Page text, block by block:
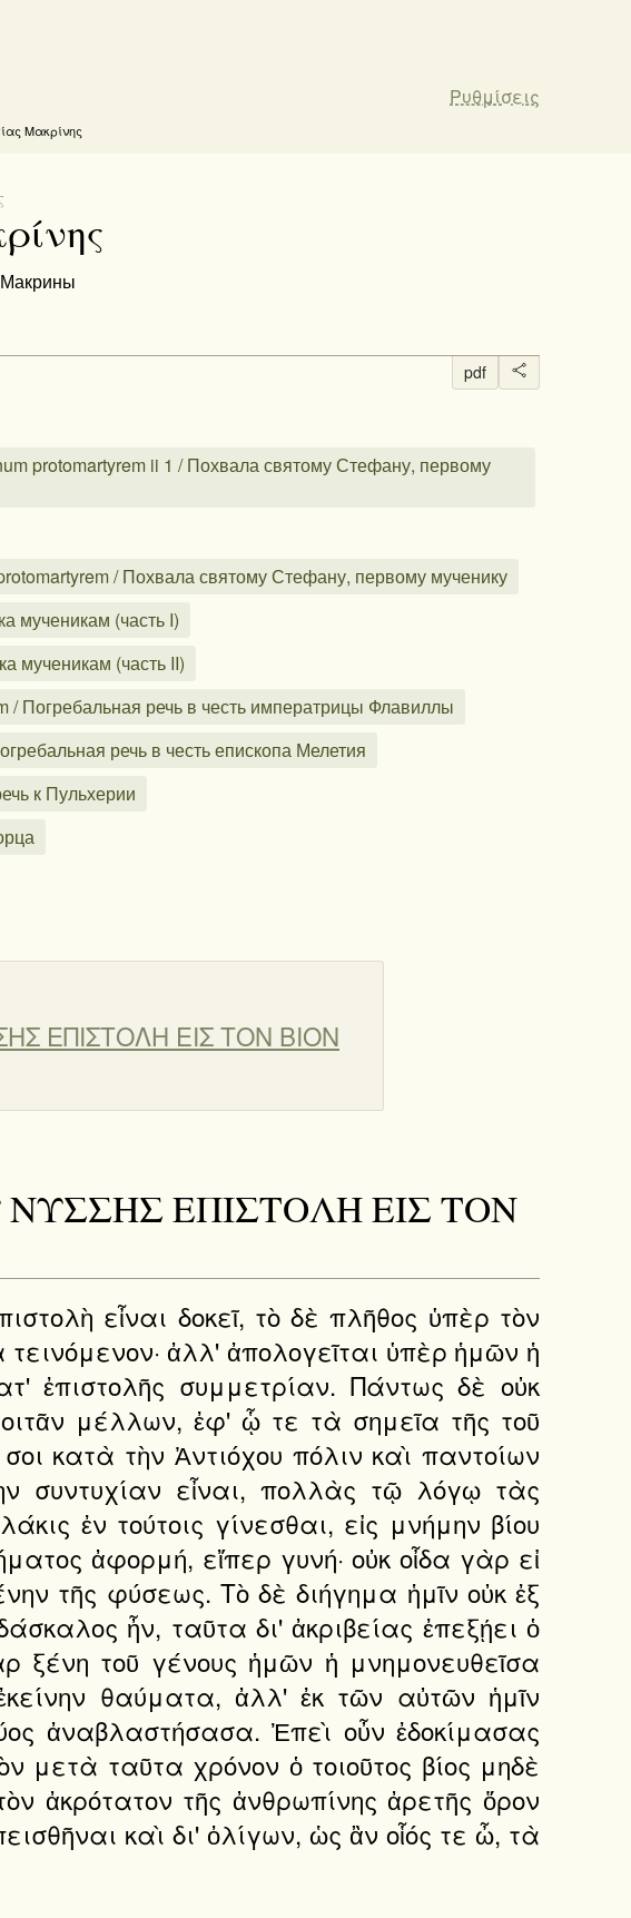
Ρυθμίσεις
Μακρίνης
pdf
protomartyrem ii 1 / Похвала святому Стефану, первому
/ Похвала святому Стефану, первому мученику
мученикам (часть I)
мученикам (часть II)
Погребальная речь в честь императрицы Флавиллы
речь в честь епископа Мелетия
к Пульхерии
ΕΠΙΣΤΟΛΗ ΕΙΣ ΤΟΝ ΒΙΟΝ
ΝΥΣΣΗΣ ΕΠΙΣΤΟΛΗ ΕΙΣ ΤΟΝ
εἶναι δοκεῖ, τὸ δὲ πλῆθος ὑπὲρ τὸν
ἀλλ' ἀπολογεῖται ὑπὲρ ἡμῶν ἡ
ἐπιστολῆς συμμετρίαν. Πάντως δὲ οὐκ
μέλλων, ἐφ' ᾧ τε τὰ σημεῖα τῆς τοῦ
κατὰ τὴν Ἀντιόχου πόλιν καὶ παντοίων
συντυχίαν εἶναι, πολλὰς τῷ λόγῳ τὰς
ἐν τούτοις γίνεσθαι, εἰς μνήμην βίου
ἀφορμή, εἴπερ γυνή· οὐκ οἶδα γὰρ εἰ
τῆς φύσεως. Τὸ δὲ διήγημα ἡμῖν οὐκ ἐξ
ἦν, ταῦτα δι' ἀκριβείας ἐπεξῄει ὁ
ξένη τοῦ γένους ἡμῶν ἡ μνημονευθεῖσα
θαύματα, ἀλλ' ἐκ τῶν αὐτῶν ἡμῖν
ἀναβλαστήσασα. Ἐπεὶ οὖν ἐδοκίμασας
μετὰ ταῦτα χρόνον ὁ τοιοῦτος βίος μηδὲ
ἀκρότατον τῆς ἀνθρωπίνης ἀρετῆς ὅρον
καὶ δι' ὀλίγων, ὡς ἂν οἷός τε ὦ, τὰ